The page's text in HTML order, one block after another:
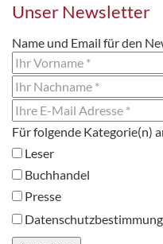
Unser Newsletter
Name und Email für den
Leser
Buchhandel
Presse